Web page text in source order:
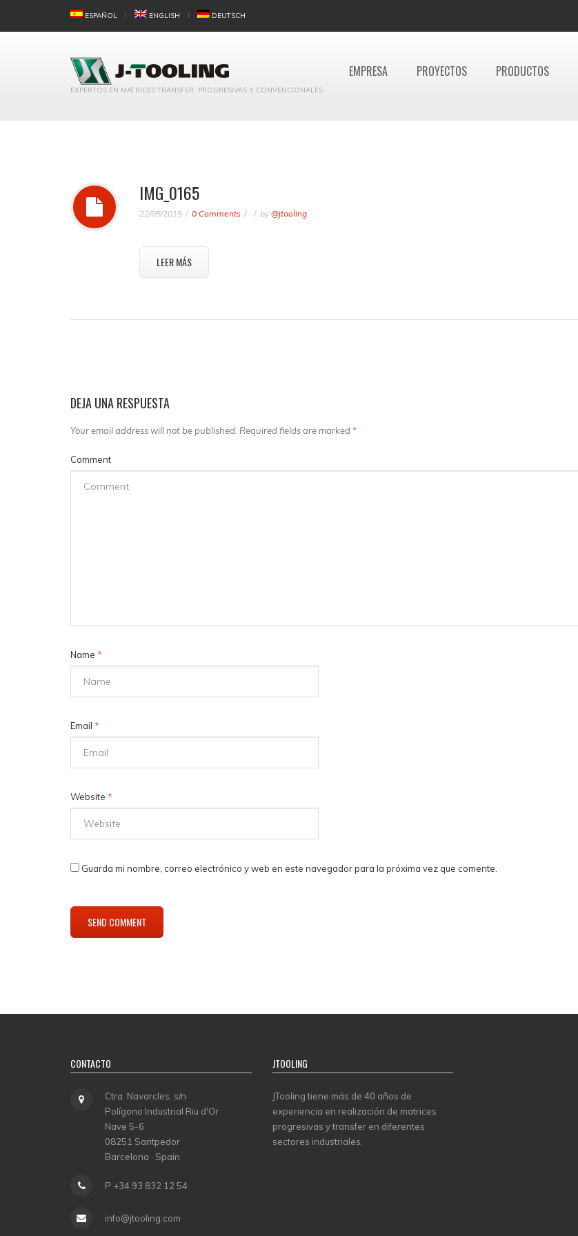
ESPAÑOL ENGLISH DEUTSCH
EXPERTOS EN MATRICES TRANSFER, PROGRESIVAS Y CONVENCIONALES
EMPRESA PROYECTOS PRODUCTOS
IMG_0165
22/05/2015 0 Comments by @jtooling
LEER MÁS
DEJA UNA RESPUESTA
Your email address will not be published. Required fields are marked *
Comment
Name *
Email *
Website *
Guarda mi nombre, correo electrónico y web en este navegador para la próxima vez que comente.
CONTACTO
Ctra. Navarcles, s/n
Polígono Industrial Riu d'Or
Nave 5-6
08251 Santpedor
Barcelona · Spain
P +34 93 832 12 54
info@jtooling.com
JTOOLING
JTooling tiene más de 40 años de
experiencia en realización de matrices
progresivas y transfer en diferentes
sectores industriales.